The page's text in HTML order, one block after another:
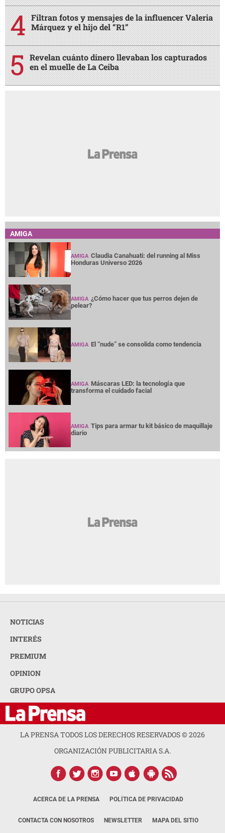
Filtran fotos y mensajes de la influencer Valeria
Márquez y el hijo del “R1”
Revelan cuánto dinero llevaban los capturados
en el muelle de La Ceiba
AMIGA
AMIGA Claudia Canahuati: del running al Miss
Honduras Universo 2026
AMIGA ¿Cómo hacer que tus perros dejen de
pelear?
AMIGA El “nude” se consolida como tendencia
AMIGA Máscaras LED: la tecnología que
transforma el cuidado facial
AMIGA Tips para armar tu kit básico de maquillaje
diario
NOTICIAS
INTERÉS
PREMIUM
OPINION
GRUPO OPSA
LA PRENSA TODOS LOS DERECHOS RESERVADOS ©2026
ORGANIZACIÓN PUBLICITARIA S.A.
ACERCA DE LA PRENSA POLÍTICA DE PRIVACIDAD
CONTACTA CON NOSOTROS NEWSLETTER MAPA DEL SITIO